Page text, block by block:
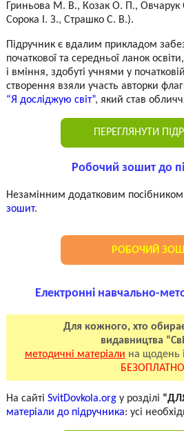
Гриньова М. В., Козак О. П.,
Сорока І. З., Страшко С. В.).
Підручник є вдалим прикладом
початкової та середньої ланок
і вміння, здобуті учнями у
створення взяли участь авторки
“Я досліджую світ”, який став
ПЕРЕГЛЯНУТИ
Робочий зошит до
Незамінним додатковим
зошит.
РОБОЧИЙ
Електронні навчально-
Для кожного, хто
видавництва
методичні матеріали на щодень
На сайті SvitDovkola.orgу розділі
матеріали до підручника: усі